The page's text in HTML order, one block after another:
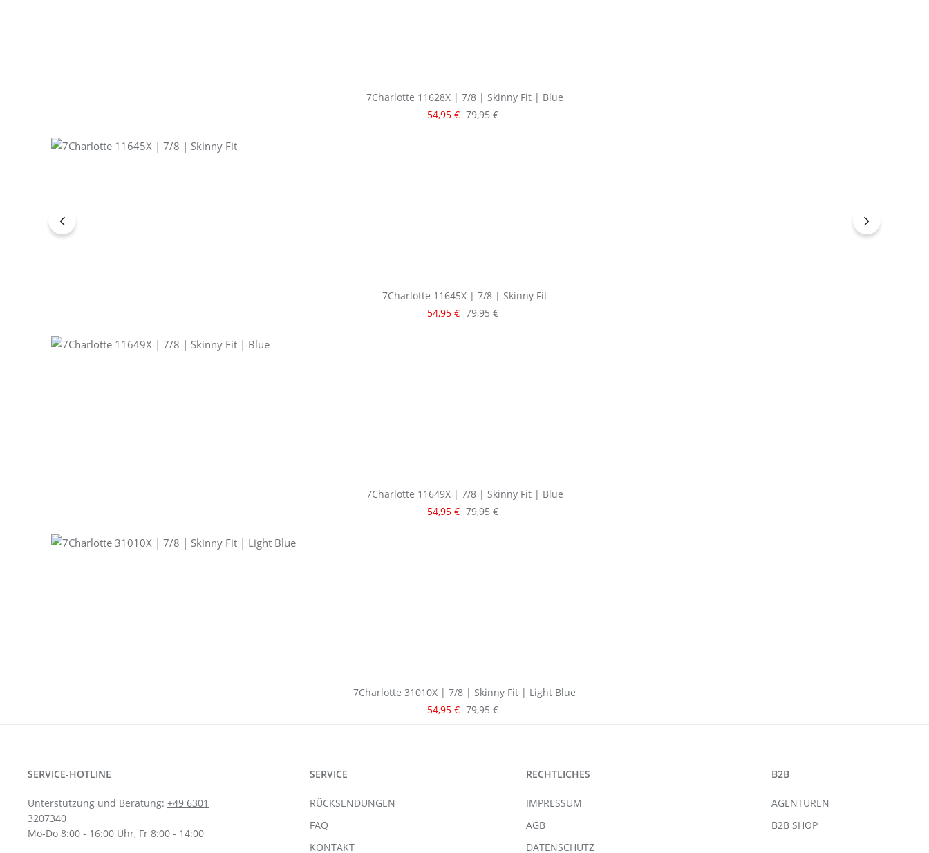
7Charlotte 11628X | 7/8 | Skinny Fit | Blue
Verkaufspreis:
54,95 € Regulärer Preis:
79,95 €
7Charlotte 11645X | 7/8 | Skinny Fit
Verkaufspreis:
54,95 € Regulärer Preis:
79,95 €
7Charlotte 11649X | 7/8 | Skinny Fit | Blue
Verkaufspreis:
54,95 € Regulärer Preis:
79,95 €
7Charlotte 31010X | 7/8 | Skinny Fit | Light Blue
Verkaufspreis:
54,95 € Regulärer Preis:
79,95 €
SERVICE-HOTLINE
Unterstützung und Beratung: +49 6301
3207340
Mo-Do 8:00 - 16:00 Uhr, Fr 8:00 - 14:00
SERVICE
RÜCKSENDUNGEN
FAQ
KONTAKT
RECHTLICHES
IMPRESSUM
AGB
DATENSCHUTZ
B2B
AGENTUREN
B2B SHOP